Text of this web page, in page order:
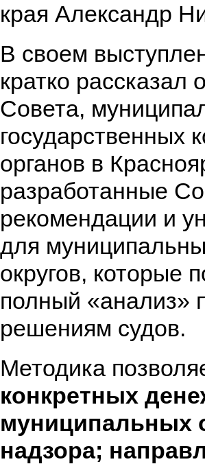
края Александр
В своем
кратко рассказал
Совета,
государственных
органов в
разработанные
рекомендации и
для
округов, которые
полный «анализ»
решениям судов.
Методика
конкретных
муниципальных
надзора;